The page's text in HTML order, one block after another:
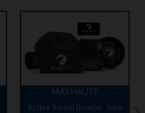
MAXHAUST
Active Sound Booster Jeep